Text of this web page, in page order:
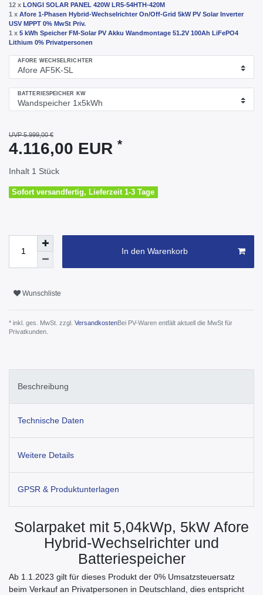
12 x LONGI SOLAR PANEL 420W LR5-54HTH-420M
1 x Afore 1-Phasen Hybrid-Wechselrichter On/Off-Grid 5kW PV Solar Inverter
USV MPPT 0% MwSt Priv.
1 x 5 kWh Speicher FM-Solar PV Akku Wandmontage 51.2V 100Ah LiFePO4
Lithium 0% Privatpersonen
AFORE WECHSELRICHTER
BATTERIESPEICHER KW
UVP 5.999,00 €
4.116,00 EUR *
Inhalt 1 Stück
Sofort versandfertig, Lieferzeit 1-3 Tage
In den Warenkorb
Wunschliste
* inkl. ges. MwSt. zzgl. VersandkostenBei PV-Waren entfält aktuell die MwSt für
Privatkunden.
Beschreibung
Technische Daten
Weitere Details
GPSR & Produktunterlagen
Solarpaket mit 5,04kWp, 5kW Afore
Hybrid-Wechselrichter und
Batteriespeicher
Ab 1.1.2023 gilt für dieses Produkt der 0% Umsatzsteuersatz
beim Verkauf an Privatpersonen in Deutschland, dies entspricht